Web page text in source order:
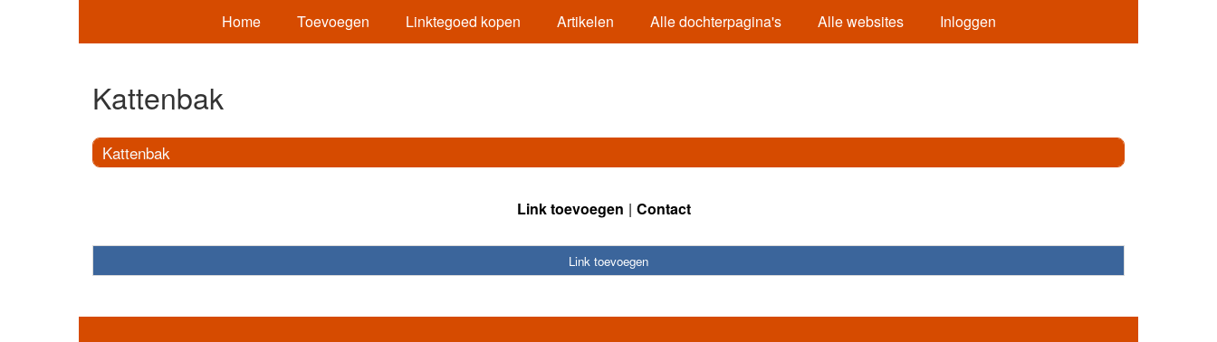
Home Toevoegen Linktegoed kopen Artikelen Alle dochterpagina's Alle websites Inloggen
Kattenbak
Kattenbak
Link toevoegen Contact
Link toevoegen